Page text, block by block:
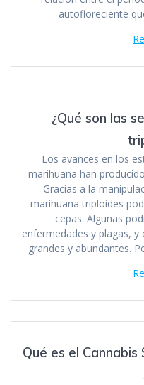
autofloreciente
¿Qué son las
Los avances en los
marihuana han
Gracias a la
marihuana triploides
cepas. Algunas
enfermedades y plagas,
grandes y abundantes.
Qué es el